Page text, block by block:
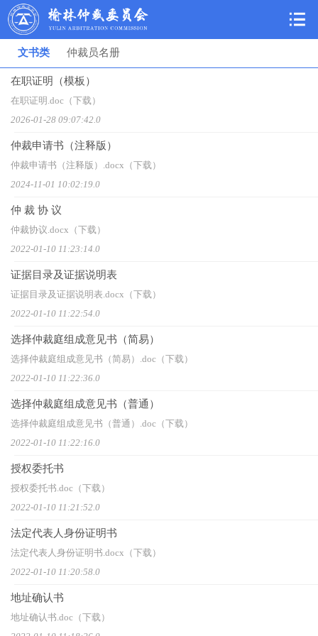
文书类 仲裁员名册
在职证明（模板）
在职证明.doc（下载）
2026-01-28 09:07:42.0
仲裁申请书（注释版）
仲裁申请书（注释版）.docx（下载）
2024-11-01 10:02:19.0
仲 裁 协 议
仲裁协议.docx（下载）
2022-01-10 11:23:14.0
证据目录及证据说明表
证据目录及证据说明表.docx（下载）
2022-01-10 11:22:54.0
选择仲裁庭组成意见书（简易）
选择仲裁庭组成意见书（简易）.doc（下载）
2022-01-10 11:22:36.0
选择仲裁庭组成意见书（普通）
选择仲裁庭组成意见书（普通）.doc（下载）
2022-01-10 11:22:16.0
授权委托书
授权委托书.doc（下载）
2022-01-10 11:21:52.0
法定代表人身份证明书
法定代表人身份证明书.docx（下载）
2022-01-10 11:20:58.0
地址确认书
地址确认书.doc（下载）